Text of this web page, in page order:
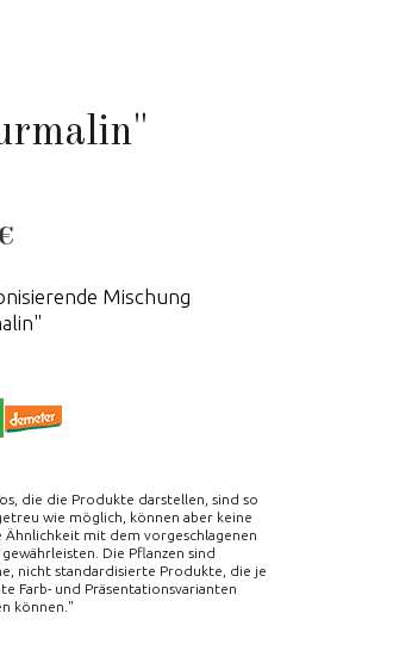
Mischung
die die Produkte darstellen, sind so
wie möglich, können aber keine
Ähnlichkeit mit dem vorgeschlagenen
Die Pflanzen sind
nicht standardisierte Produkte, die je
Farb- und Präsentationsvarianten
können."